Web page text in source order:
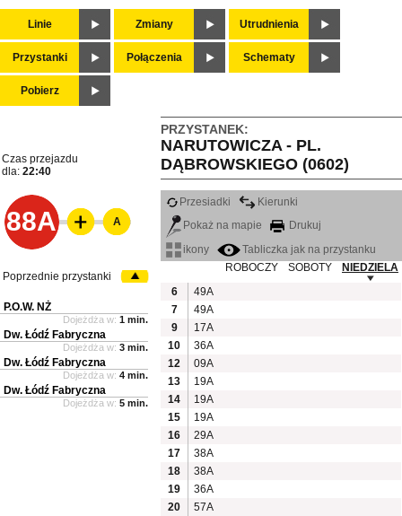
Linie Zmiany Utrudnienia
Przystanki Połączenia Schematy
Pobierz
PRZYSTANEK:
NARUTOWICZA - PL.
DĄBROWSKIEGO (0602)
Czas przejazdu
dla: 22:40
88A
Przesiadki
Kierunki
Pokaż na mapie
Drukuj
ikony
Tabliczka jak na przystanku
ROBOCZY
SOBOTY
NIEDZIELA
6
49A
7
49A
9
17A
10
36A
12
09A
13
19A
14
19A
15
19A
16
29A
17
38A
18
38A
19
36A
20
57A
A
Poprzednie przystanki
P.O.W. NŻ
Dojeżdża w: 1 min.
Dw. Łódź Fabryczna
Dojeżdża w: 3 min.
Dw. Łódź Fabryczna
Dojeżdża w: 4 min.
Dw. Łódź Fabryczna
Dojeżdża w: 5 min.